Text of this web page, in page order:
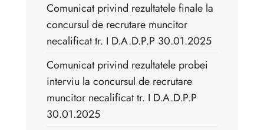
Comunicat privind rezultatele finale la
concursul de recrutare muncitor
necalificat tr. I D.A.D.P.P 30.01.2025
Comunicat privind rezultatele probei
interviu la concursul de recrutare
muncitor necalificat tr. I D.A.D.P.P
30.01.2025